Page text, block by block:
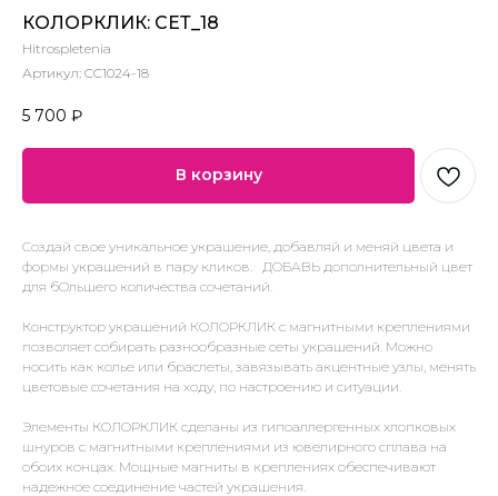
КОЛОРКЛИК: СЕТ_18
Hitrospletenia
Артикул: CC1024-18
5 700 ₽
В корзину
Создай свое уникальное украшение, добавляй и меняй цвета и
формы украшений в пару кликов. ДОБАВЬ дополнительный цвет
для бОльшего количества сочетаний.
Конструктор украшений КОЛОРКЛИК с магнитными креплениями
позволяет собирать разнообразные сеты украшений. Можно
носить как колье или браслеты, завязывать акцентные узлы, менять
цветовые сочетания на ходу, по настроению и ситуации.
Элементы КОЛОРКЛИК сделаны из гипоаллергенных хлопковых
шнуров с магнитными креплениями из ювелирного сплава на
обоих концах. Мощные магниты в креплениях обеспечивают
надежное соединение частей украшения.